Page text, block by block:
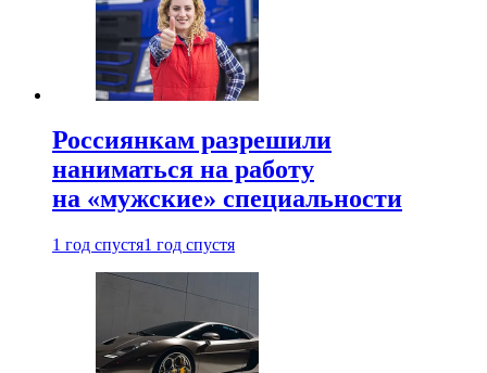
Россиянкам разрешили
наниматься на работу
на «мужские» специальности
1 год спустя1 год спустя